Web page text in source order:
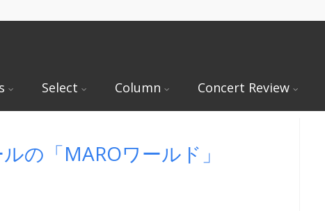
Select Column Concert Review
の「MAROワールド」